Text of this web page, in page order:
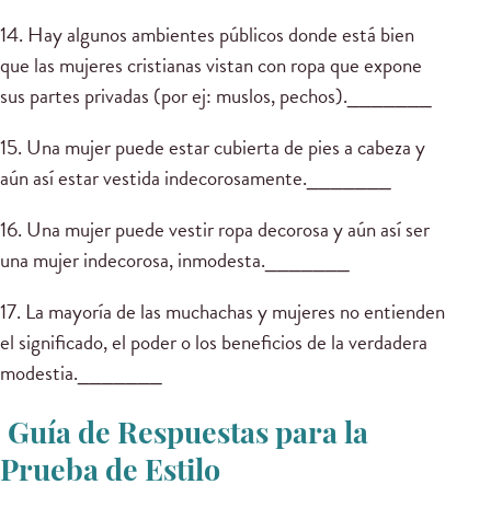
14. Hay algunos ambientes públicos donde está bien
que las mujeres cristianas vistan con ropa que expone
sus partes privadas (por ej: muslos, pechos)._______
15. Una mujer puede estar cubierta de pies a cabeza y
aún así estar vestida indecorosamente._______
16. Una mujer puede vestir ropa decorosa y aún así ser
una mujer indecorosa, inmodesta._______
17. La mayoría de las muchachas y mujeres no entienden
el significado, el poder o los beneficios de la verdadera
modestia._______
Guía de Respuestas para la
Prueba de Estilo